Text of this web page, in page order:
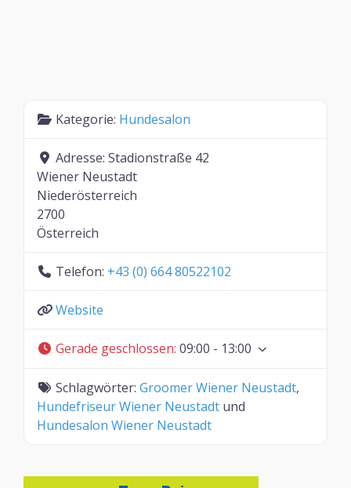
Kategorie: Hundesalon
Adresse: Stadionstraße 42
Wiener Neustadt
Niederösterreich
2700
Österreich
Telefon: +43 (0) 664 80522102
Website
Gerade geschlossen: 09:00 - 13:00
Schlagwörter: Groomer Wiener Neustadt,
Hundefriseur Wiener Neustadt und
Hundesalon Wiener Neustadt